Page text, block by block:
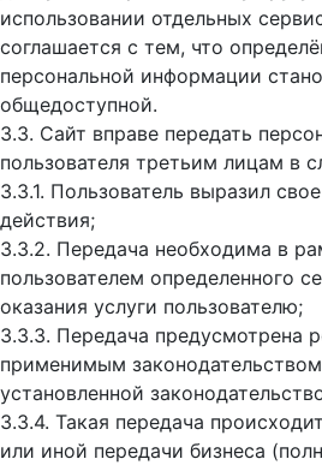
использовании отдельных
соглашается с тем, что
персональной информации
общедоступной.
3.3. Сайт вправе передать
пользователя третьим лицам в
3.3.1. Пользователь выразил
действия;
3.3.2. Передача необходима в
пользователем определенного
оказания услуги пользователю;
3.3.3. Передача предусмотрена
применимым
установленной
3.3.4. Такая передача
или иной передачи бизнеса